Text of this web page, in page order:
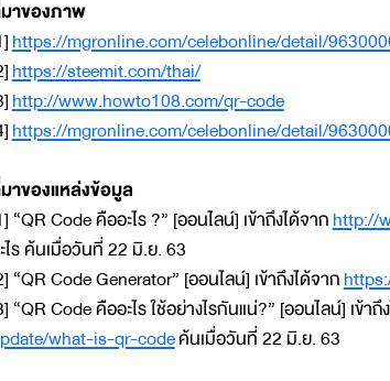
าของภาพ
https://mgronline.com/celebonline/detail/
https://steemit.com/thai/
http://www.howto108.com/qr-code
https://mgronline.com/celebonline/detail/
าของแหล่งข้อมูล
“QR Code คืออะไร ?” [ออนไลน์] เข้าถึงได้จากhttp://
ไร ค้นเมื่อวันที่ 22 มิ.ย. 63
“QR Code Generator” [ออนไลน์] เข้าถึงได้จาก
“QR Code คืออะไร ใช้อย่างไรกันแน่?” [ออนไลน์] เข้าถึ
what-is-qr-codeค้นเมื่อวันที่ 22 มิ.ย. 63